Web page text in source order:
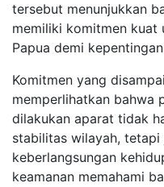
tersebut menunjukkan
memiliki komitmen kuat
Papua demi
Komitmen yang
memperlihatkan bahwa
dilakukan aparat tidak
stabilitas wilayah, tetapi
keberlangsungan
keamanan memahami